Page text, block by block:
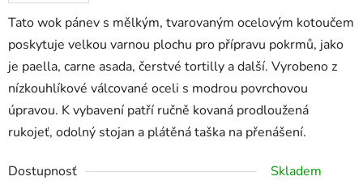
Tato wok pánev s mělkým, tvarovaným ocelovým kotoučem
poskytuje velkou varnou plochu pro přípravu pokrmů, jako
je paella, carne asada, čerstvé tortilly a další. Vyrobeno z
nízkouhlíkové válcované oceli s modrou povrchovou
úpravou. K vybavení patří ručně kovaná prodloužená
rukojeť, odolný stojan a plátěná taška na přenášení.
Dostupnosť Skladem